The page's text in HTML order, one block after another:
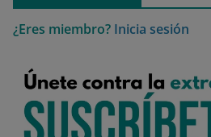
¿Eres miembro? Inicia sesión